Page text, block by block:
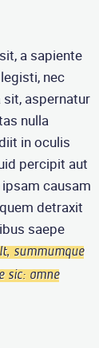
a sapiente
nec
aspernatur
nulla
in oculis
percipit aut
causam
detraxit
saepe
summumque
sic: omne